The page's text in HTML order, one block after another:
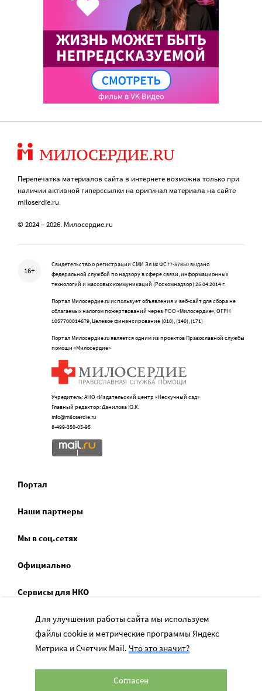
Перепечатка материалов сайта в интернете возможна только при
наличии активной гиперссылки на оригинал материала на сайте
miloserdie.ru
© 2024 – 2026. Милосердие.ru
16+
Свидетельство о регистрации СМИ Эл № ФС77-57850 выдано
федеральной службой по надзору в сфере связи, информационных
технологий и массовых коммуникаций (Роскомнадзор) 25.04.2014 г.
Портал Милосердие.ru использует объявления и веб-сайт для сбора не
облагаемых налогом пожертвований через РОО «Милосердие», ОГРН
1057700014679, Целевое финансирование (010), (140), (171)
Портал Милосердие.ru является одним из проектов Православной службы
помощи «Милосердие»
Учредитель: АНО «Издательский центр «Нескучный сад»
Главный редактор: Данилова Ю.К.
info@miloserdie.ru
8-499-350-05-95
Портал
Наши партнеры
Мы в соц.сетях
Официально
Сервисы для НКО
Спецпроекты
Социальное служение
Для улучшения работы сайта мы используем
файлы cookie и метрические программы Яндекс
Метрика и Счетчик Mail. Что это значит?
Согласен